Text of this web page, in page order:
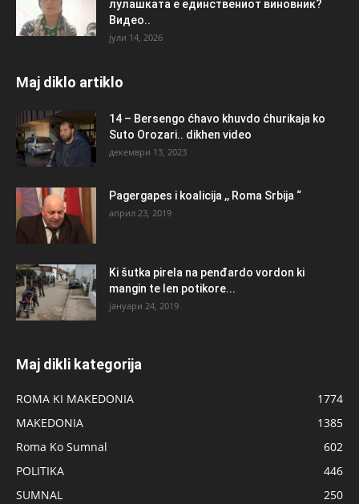
лулашката е единствениот виновник?
Видео..
јули 14, 2026
Maj diklo artiklo
14 – Bersengo ćhavo khuvdo ćhurikaja ko
Suto Orozari.. dikhen video
декември 13, 2023
Pagergapes i koalicija ,, Roma Srbija “
април 23, 2019
Ki šutka pirela na penđardo vordon ki
mangin te len potikore...
јануари 24, 2019
Maj dikli kategorija
ROMA KI MAKEDONIA
1774
MAKEDONIA
1385
Roma Ko Sumnal
602
POLITIKA
446
SUMNAL
250